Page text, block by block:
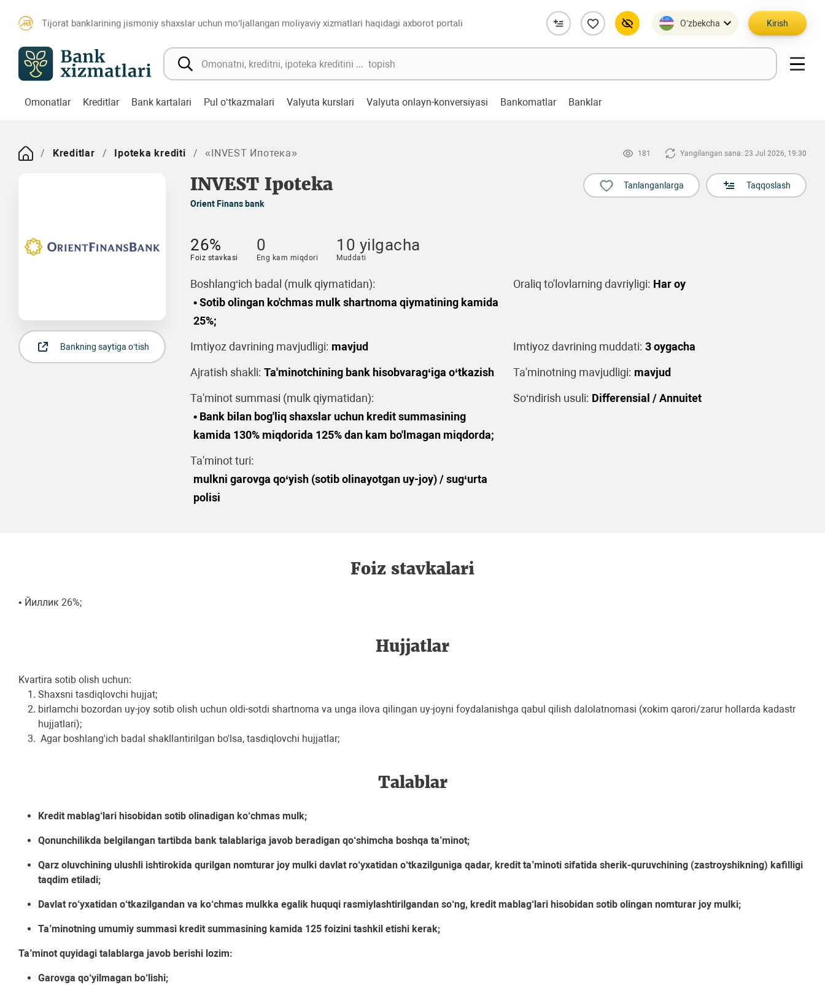
Tijorat banklarining jismoniy shaxslar uchun mo‘ljallangan moliyaviy xizmatlari haqidagi axborot portali O’zbekcha Kirish
Omonatlar Kreditlar Bank kartalari Pul o‘tkazmalari Valyuta kurslari Valyuta onlayn-konversiyasi Bankomatlar Banklar
Kreditlar Ipoteka krediti «INVEST Ипотека» 181 Yangilangan sana: 23 Jul 2026, 19:30
INVEST Ipoteka
Orient Finans bank
Tanlanganlarga Taqqoslash
Bankning saytiga o‘tish
26%
Foiz stavkasi
0
Eng kam miqdori
10 yilgacha
Muddati
Boshlang‘ich badal (mulk qiymatidan):
• Sotib olingan ko'chmas mulk shartnoma qiymatining kamida
25%;
Oraliq to'lovlarning davriyligi: Har oy
Imtiyoz davrining mavjudligi: mavjud Imtiyoz davrining muddati: 3 oygacha
Ajratish shakli: Ta'minotchining bank hisobvarag‘iga o‘tkazish Ta'minotning mavjudligi: mavjud
Ta'minot summasi (mulk qiymatidan):
• Bank bilan bog'liq shaxslar uchun kredit summasining
kamida 130% miqdorida 125% dan kam bo'lmagan miqdorda;
So‘ndirish usuli: Differensial / Annuitet
Ta'minot turi:
mulkni garovga qo‘yish (sotib olinayotgan uy-joy) / sug‘urta
polisi
Foiz stavkalari
• Йиллик 26%;
Hujjatlar
Kvartira sotib olish uchun:
Shaxsni tasdiqlovchi hujjat;
birlamchi bozordan uy-joy sotib olish uchun oldi-sotdi shartnoma va unga ilova qilingan uy-joyni foydalanishga qabul qilish dalolatnomasi (xokim qarori/zarur hollarda kadastr
hujjatlari);
Agar boshlang'ich badal shakllantirilgan bo'lsa, tasdiqlovchi hujjatlar;
Talablar
Kredit mablag‘lari hisobidan sotib olinadigan ko‘chmas mulk;
Qonunchilikda belgilangan tartibda bank talablariga javob beradigan qo‘shimcha boshqa ta’minot;
Qarz oluvchining ulushli ishtirokida qurilgan nomturar joy mulki davlat ro‘yxatidan o‘tkazilguniga qadar, kredit ta’minoti sifatida sherik-quruvchining (zastroyshikning) kafilligi
taqdim etiladi;
Davlat ro‘yxatidan o‘tkazilgandan va ko‘chmas mulkka egalik huquqi rasmiylashtirilgandan so‘ng, kredit mablag‘lari hisobidan sotib olingan nomturar joy mulki;
Ta’minotning umumiy summasi kredit summasining kamida 125 foizini tashkil etishi kerak;
Ta’minot quyidagi talablarga javob berishi lozim:
Garovga qo‘yilmagan bo‘lishi;